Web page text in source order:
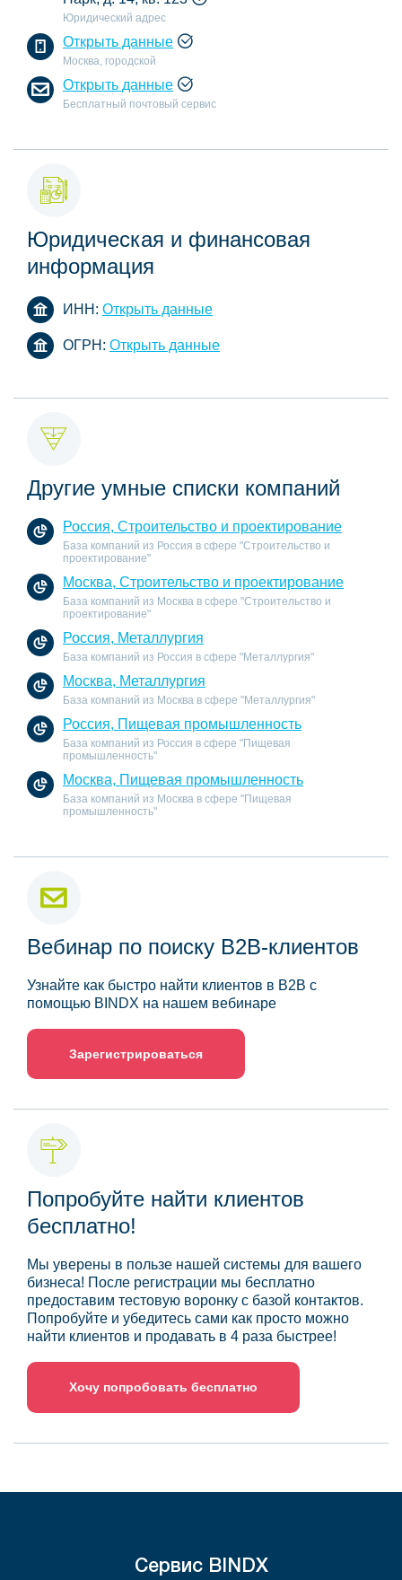
Юридический адрес
Открыть данные
Москва, городской
Открыть данные
Бесплатный почтовый сервис
Юридическая и финансовая
информация
ИНН: Открыть данные
ОГРН: Открыть данные
Другие умные списки компаний
Россия, Строительство и проектирование
База компаний из Россия в сфере "Строительство и
проектирование"
Москва, Строительство и проектирование
База компаний из Москва в сфере "Строительство и
проектирование"
Россия, Металлургия
База компаний из Россия в сфере "Металлургия"
Москва, Металлургия
База компаний из Москва в сфере "Металлургия"
Россия, Пищевая промышленность
База компаний из Россия в сфере "Пищевая
промышленность"
Москва, Пищевая промышленность
База компаний из Москва в сфере "Пищевая
промышленность"
Вебинар по поиску B2B-клиентов
Узнайте как быстро найти клиентов в B2B с
помощью BINDX на нашем вебинаре
Зарегистрироваться
Попробуйте найти клиентов
бесплатно!
Мы уверены в пользе нашей системы для вашего
бизнеса! После регистрации мы бесплатно
предоставим тестовую воронку с базой контактов.
Попробуйте и убедитесь сами как просто можно
найти клиентов и продавать в 4 раза быстрее!
Хочу попробовать бесплатно
Сервис BINDX